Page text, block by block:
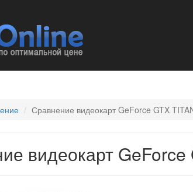
Сравнение видеокарт GeForce GTX
видеокарт GeForce